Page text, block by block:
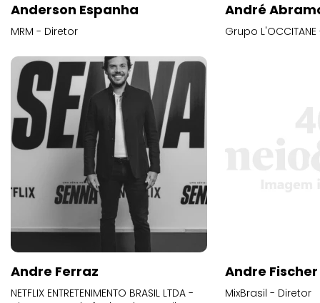
Anderson Espanha
MRM - Diretor
André
Grupo
Andre Ferraz
NETFLIX ENTRETENIMENTO BRASIL LTDA -
Andre Fischer
MixBrasil - Diretor